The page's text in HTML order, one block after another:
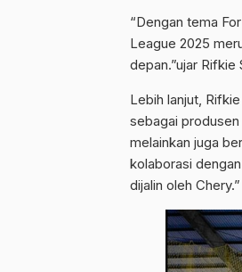
“Dengan tema
League 2025
depan.”ujar
Lebih lanjut,
sebagai
melainkan juga
kolaborasi
dijalin oleh Chery.”